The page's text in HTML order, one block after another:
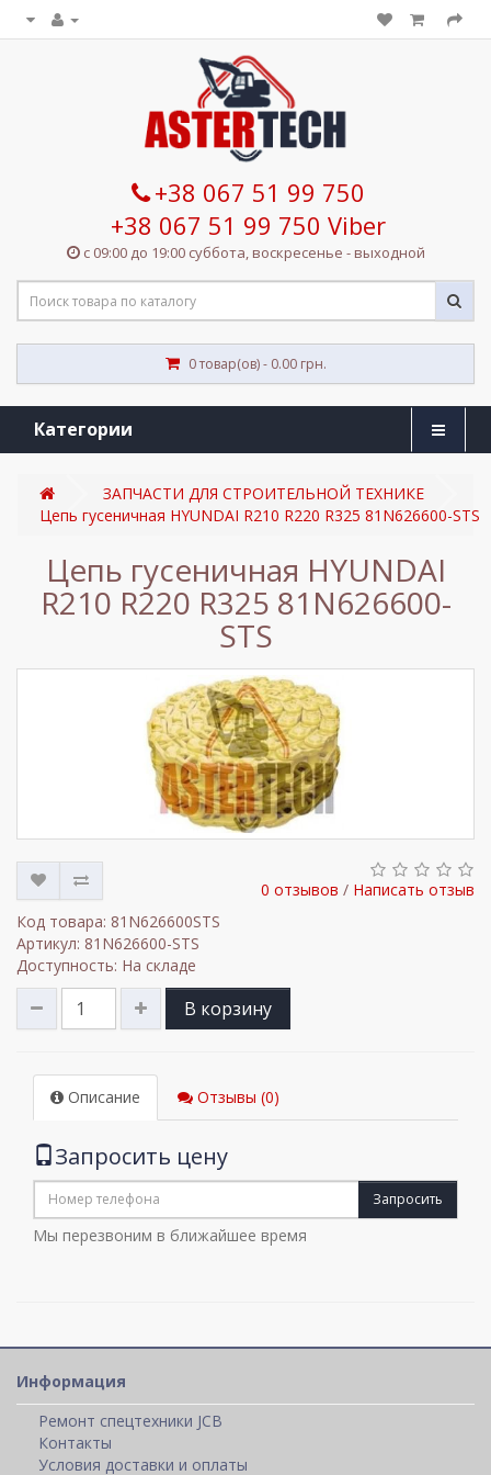
+38 067 51 99 750
+38 067 51 99 750 Viber
с 09:00 до 19:00 суббота, воскресенье - выходной
0 товар(ов) - 0.00 грн.
Категории
ЗАПЧАСТИ ДЛЯ СТРОИТЕЛЬНОЙ ТЕХНИКЕ
Цепь гусеничная HYUNDAI R210 R220 R325 81N626600-STS
Цепь гусеничная HYUNDAI
R210 R220 R325 81N626600-
STS
0 отзывов / Написать отзыв
Код товара: 81N626600STS
Артикул: 81N626600-STS
Доступность: На складе
В корзину
Описание Отзывы (0)
Запросить цену
Запросить
Мы перезвоним в ближайшее время
Информация
Ремонт спецтехники JCB
Контакты
Условия доставки и оплаты